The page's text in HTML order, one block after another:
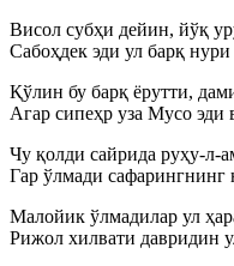
Висол субҳи дейин, йўқ
Сабоҳдек эди ул барқ
Қўлин бу барқ ёрутти,
Агар сипеҳр уза Мусо эди
Чу қолди сайрида руҳу-л-
Гар ўлмади сафарингнинг
Малойик ўлмадилар ул
Рижол хилвати давридин